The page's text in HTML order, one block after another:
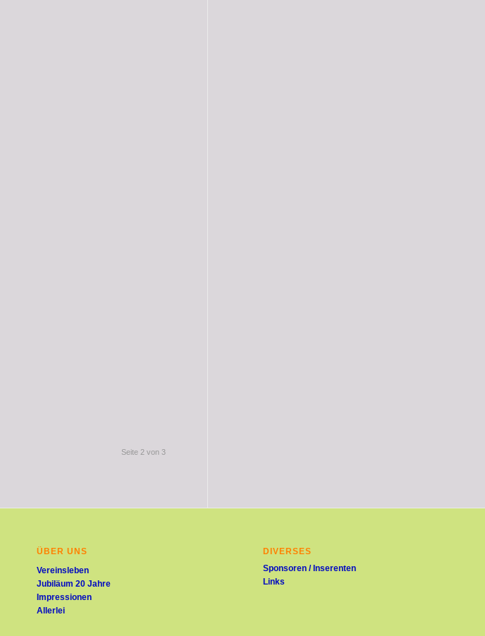
Seite 2 von 3
ÜBER UNS
Vereinsleben
Jubiläum 20 Jahre
Impressionen
Allerlei
DIVERSES
Sponsoren / Inserenten
Links